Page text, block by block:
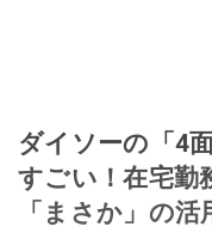
ダイソーの「4
すごい！在宅勤
「まさか」の活